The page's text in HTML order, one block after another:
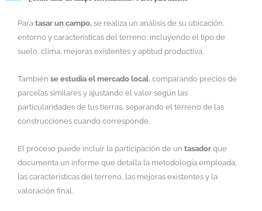
Para tasar un campo, se realiza un análisis de su ubicación,
entorno y características del terreno, incluyendo el tipo de
suelo, clima, mejoras existentes y aptitud productiva.
También se estudia el mercado local , comparando precios de
parcelas similares y ajustando el valor según las
particularidades de tus tierras, separando el terreno de las
construcciones cuando corresponde.
El proceso puede incluir la participación de un tasador que
documenta un informe que detalla la metodología empleada,
las características del terreno, las mejoras existentes y la
valoración final.